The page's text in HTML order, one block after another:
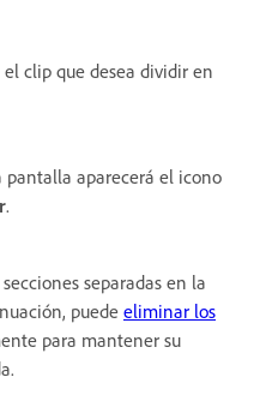
clip que desea dividir en
aparecerá el icono
.
separadas en la
puedeeliminar los
para mantener su